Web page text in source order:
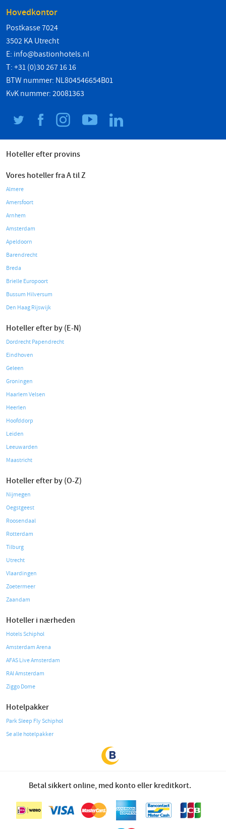
Hovedkontor
Postkasse 7024
3502 KA Utrecht
E: info@bastionhotels.nl
T: +31 (0)30 267 16 16
BTW nummer: NL804546654B01
KvK nummer: 20081363
Hoteller efter provins
Vores hoteller fra A til Z
Almere
Amersfoort
Arnhem
Amsterdam
Apeldoorn
Barendrecht
Breda
Brielle Europoort
Bussum Hilversum
Den Haag Rijswijk
Hoteller efter by (E-N)
Dordrecht Papendrecht
Eindhoven
Geleen
Groningen
Haarlem Velsen
Heerlen
Hoofddorp
Leiden
Leeuwarden
Maastricht
Hoteller efter by (O-Z)
Nijmegen
Oegstgeest
Roosendaal
Rotterdam
Tilburg
Utrecht
Vlaardingen
Zoetermeer
Zaandam
Hoteller i nærheden
Hotels Schiphol
Amsterdam Arena
AFAS Live Amsterdam
RAI Amsterdam
Ziggo Dome
Hotelpakker
Park Sleep Fly Schiphol
Se alle hotelpakker
Betal sikkert online, med konto eller kreditkort.